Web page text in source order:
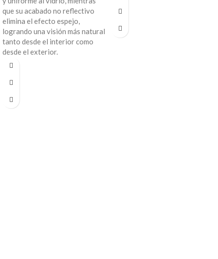
que su acabado no reflectivo
elimina el efecto espejo,
logrando una visión más natural
tanto desde el interior como
desde el exterior.